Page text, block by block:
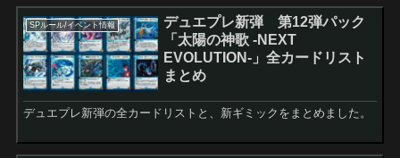
SPルール/イベント情報
デュエプレ新弾 第12弾パック
「太陽の神歌 -NEXT
EVOLUTION-」全カードリスト
まとめ
デュエプレ新弾の全カードリストと、新ギミックをまとめました。